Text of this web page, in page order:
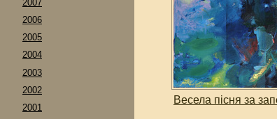
2007
2006
2005
2004
2003
2002
2001
Весела пісня за